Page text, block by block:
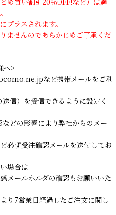
プラスされます。
ませんのであらかじめご了承くだ
へ>
など携帯メールをご利
信）を受信できるように設定く
どの影響により弊社からのメー
必ず受注確認メールを送付してお
場合は
メールホルダの確認もお願いいた
り7営業日経過したご注文に関し